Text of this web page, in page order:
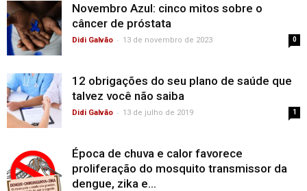
Novembro Azul: cinco mitos sobre o
câncer de próstata
Didi Galvão - 13 de novembro de 2023 0
12 obrigações do seu plano de saúde que
talvez você não saiba
Didi Galvão - 13 de julho de 2019 1
Época de chuva e calor favorece
proliferação do mosquito transmissor da
dengue, zika e...